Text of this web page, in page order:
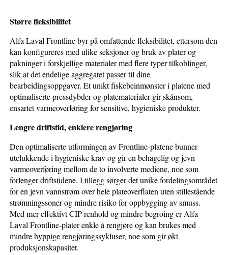
Større fleksibilitet
Alfa Laval Frontline byr på omfattende fleksibilitet, ettersom den
kan konfigureres med ulike seksjoner og bruk av plater og
pakninger i forskjellige materialer med flere typer tilkoblinger,
slik at det endelige aggregatet passer til dine
bearbeidingsoppgaver. Et unikt fiskebeinmønster i platene med
optimaliserte pressdybder og platematerialer gir skånsom,
ensartet varmeoverføring for sensitive, hygieniske produkter.
Lengre driftstid, enklere rengjøring
Den optimaliserte utformingen av Frontline-platene bunner
utelukkende i hygieniske krav og gir en behagelig og jevn
varmeoverføring mellom de to involverte mediene, noe som
forlenger driftstidene. I tillegg sørger det unike fordelingsområdet
for en jevn vannstrøm over hele plateoverflaten uten stillestående
strømningssoner og mindre risiko for oppbygging av smuss.
Med mer effektivt CIP-renhold og mindre begroing er Alfa
Laval Frontline-plater enkle å rengjøre og kan brukes med
mindre hyppige rengjøringssykluser, noe som gir økt
produksjonskapasitet.